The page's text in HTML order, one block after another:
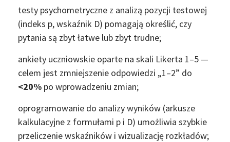
testy psychometryczne z analizą pozycji testowej
(indeks p, wskaźnik D) pomagają określić, czy
pytania są zbyt łatwe lub zbyt trudne;
ankiety uczniowskie oparte na skali Likerta 1–5 —
celem jest zmniejszenie odpowiedzi „1–2” do
<20% po wprowadzeniu zmian;
oprogramowanie do analizy wyników (arkusze
kalkulacyjne z formułami p i D) umożliwia szybkie
przeliczenie wskaźników i wizualizację rozkładów;